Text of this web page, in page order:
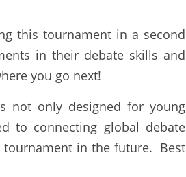
this tournament in a second
in their debate skills and
you go next!
not only designed for young
to connecting global debate
in the future.  Best